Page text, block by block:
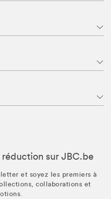
sur JBC.be
et soyez les premiers à
collaborations et